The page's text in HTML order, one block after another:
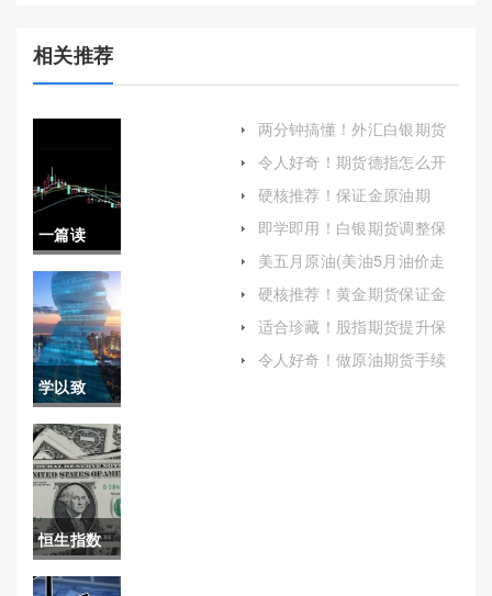
相关推荐
一篇读
懂！徽商
期货喊单
直播：全
面解析与
指南
学以致
用！白银
期货期货
公司手续
费（深入
恒生指数
昨持仓(恒
两分钟搞懂！外汇白银期货
高交易技能的关键）
令人好奇！期货德指怎么开
者的风险偏好及承受能力）
硬核推荐！保证金原油期
影响
即学即用！白银期货调整保
美五月原油(美油5月油价走
硬核推荐！黄金期货保证金
感度）
适合珍藏！股指期货提升保
策略）
令人好奇！做原油期货手续